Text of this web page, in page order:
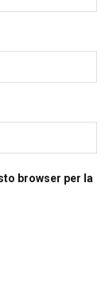
browser per la